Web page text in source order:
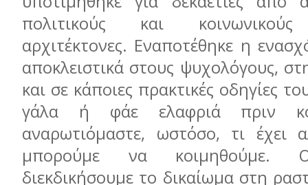
πολιτικούς και κοινωνικούς
αρχιτέκτονες. Εναποτέθηκε η
αποκλειστικά στους ψυχολόγους,
και σε κάποιες πρακτικές οδηγίες
γάλα ή φάε ελαφριά πριν
αναρωτιόμαστε, ωστόσο, τι έχει
μπορούμε να κοιμηθούμε.
διεκδικήσουμε το δικαίωμα στη